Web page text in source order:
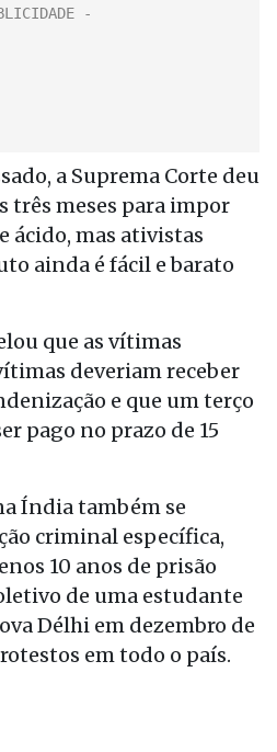
a Suprema Corte deu
três meses para impor
ácido, mas ativistas
ainda é fácil e barato
que as vítimas
deveriam receber
e que um terço
pago no prazo de 15
Índia também se
criminal específica,
10 anos de prisão
de uma estudante
Délhi em dezembro de
em todo o país.